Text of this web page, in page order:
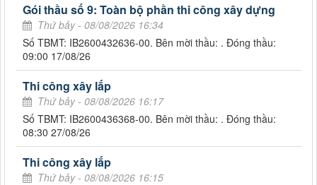
Gói thầu số 9: Toàn bộ phần thi công xây dựng
Thứ bảy - 08/08/2026 16:34
Số TBMT: IB2600432636-00. Bên mời thầu: . Đóng thầu:
09:00 17/08/26
Thi công xây lắp
Thứ bảy - 08/08/2026 16:17
Số TBMT: IB2600436368-00. Bên mời thầu: . Đóng thầu:
08:30 27/08/26
Thi công xây lắp
Thứ bảy - 08/08/2026 16:15